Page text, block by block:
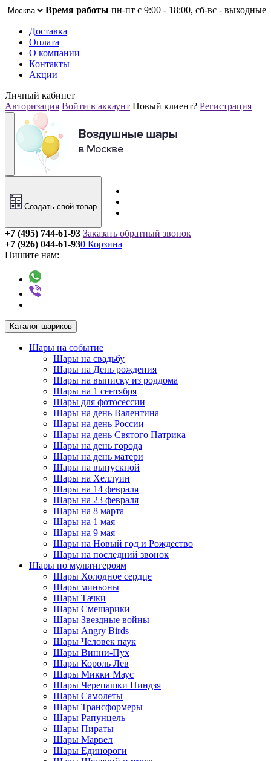
Время работы пн-пт с 9:00 - 18:00, сб-вс - выходные
Доставка
Оплата
О компании
Контакты
Акции
Личный кабинет
Авторизация Войти в аккаунт Новый клиент? Регистрация
Создать свой товар
+7 (495) 744-61-93 Заказать обратный звонок
+7 (926) 044-61-93
Пишите нам:
0 Корзина
Каталог шариков
Шары на событие
Шары на свадьбу
Шары на День рождения
Шары на выписку из роддома
Шары на 1 сентября
Шары для фотосессии
Шары на день Валентина
Шары на день России
Шары на день Святого Патрика
Шары на день города
Шары на день матери
Шары на выпускной
Шары на Хеллуин
Шары на 14 февраля
Шары на 23 февраля
Шары на 8 марта
Шары на 1 мая
Шары на 9 мая
Шары на Новый год и Рождество
Шары на последний звонок
Шары по мультигероям
Шары Холодное сердце
Шары миньоны
Шары Тачки
Шары Смешарики
Шары Звездные войны
Шары Angry Birds
Шары Человек паук
Шары Винни-Пух
Шары Король Лев
Шары Микки Маус
Шары Черепашки Ниндзя
Шары Самолеты
Шары Трансформеры
Шары Рапунцель
Шары Пираты
Шары Марвел
Шары Единороги